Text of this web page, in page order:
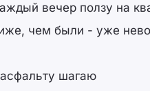
вечер ползу на
чем были - уже
шагаю